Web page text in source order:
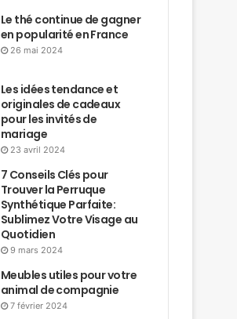
Le thé continue de gagner
en popularité en France
26 mai 2024
Les idées tendance et
originales de cadeaux
pour les invités de
mariage
23 avril 2024
7 Conseils Clés pour
Trouver la Perruque
Synthétique Parfaite:
Sublimez Votre Visage au
Quotidien
9 mars 2024
Meubles utiles pour votre
animal de compagnie
7 février 2024